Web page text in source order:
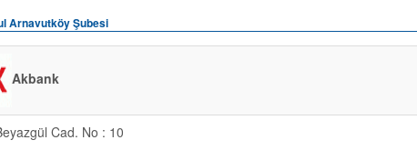
Arnavutköy Şubesi
Akbank
Cad. No : 10